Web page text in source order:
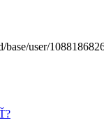
base/user/